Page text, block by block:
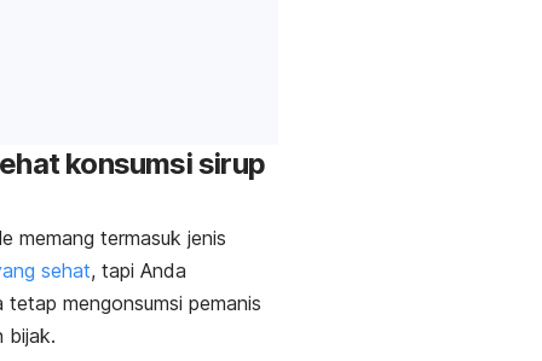
konsumsi sirup
memang termasuk jenis
sehat, tapi Anda
tetap mengonsumsi pemanis
bijak.